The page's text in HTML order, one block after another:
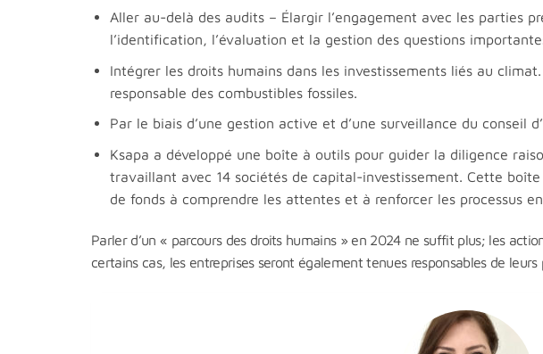
Aller au-delà des audits – Élargir l’engagement avec les parties
l’identification, l’évaluation et la gestion des questions
Intégrer les droits humains dans les investissements liés au
responsable des combustibles fossiles.
Par le biais d’une gestion active et d’une surveillance du conseil
Ksapa a développé une boîte à outils pour guider la diligence
travaillant avec 14 sociétés de capital-investissement. Cette
de fonds à comprendre les attentes et à renforcer les processus
Parler d’un « parcours des droits humains » en 2024 ne suffit plus; les
certains cas, les entreprises seront également tenues responsables de leurs